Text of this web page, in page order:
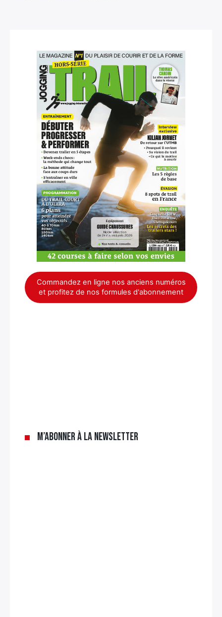
Commandez en ligne nos anciens numéros
et profitez de nos formules d'abonnement
M’abonner à la newsletter